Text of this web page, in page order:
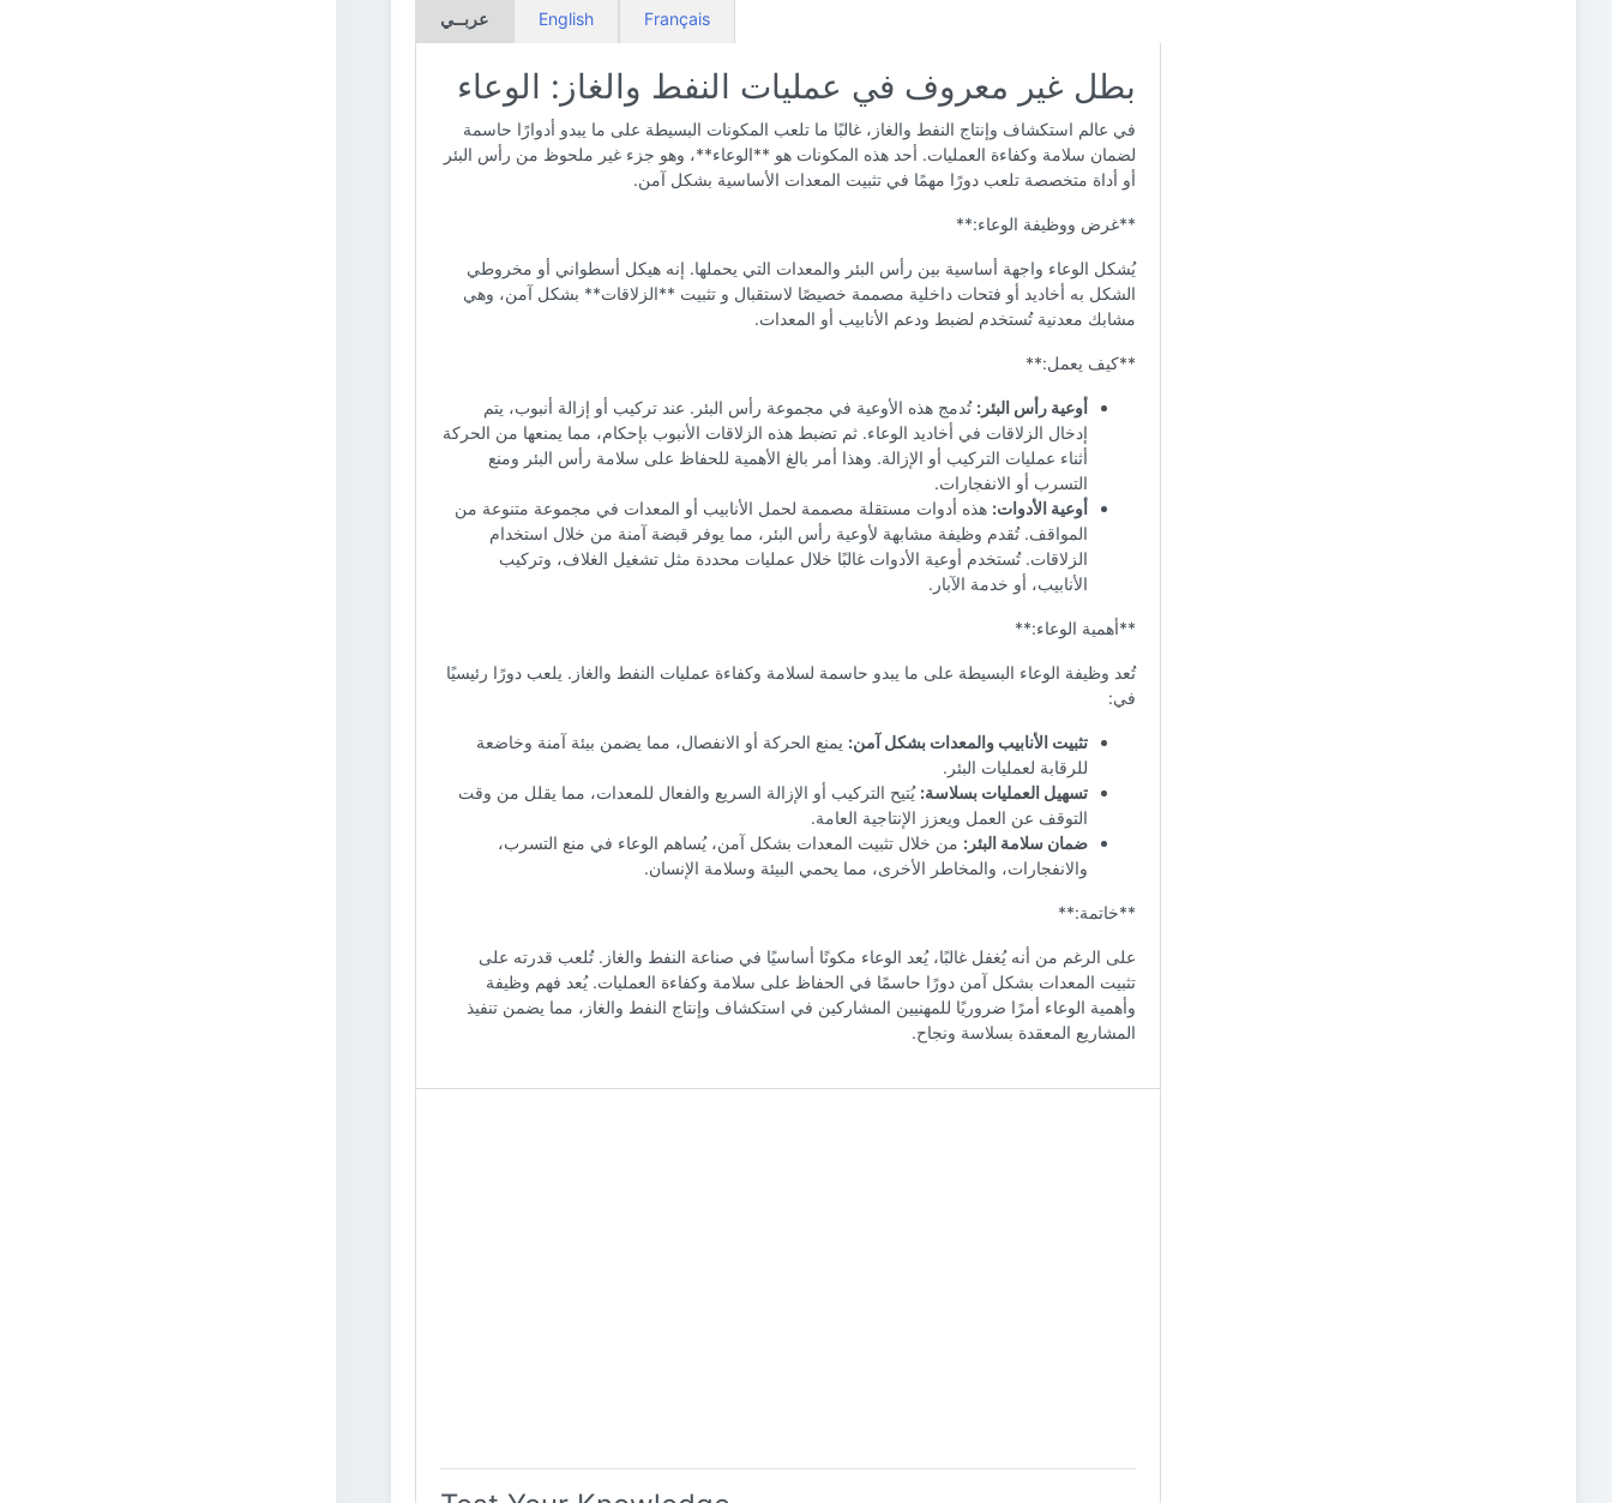
عربــي English Français
بطل غير معروف في عمليات النفط والغاز: الوعاء
في عالم استكشاف وإنتاج النفط والغاز، غالبًا ما تلعب المكونات البسيطة على ما يبدو أدوارًا حاسمة
لضمان سلامة وكفاءة العمليات. أحد هذه المكونات هو **الوعاء**، وهو جزء غير ملحوظ من رأس البئر
أو أداة متخصصة تلعب دورًا مهمًا في تثبيت المعدات الأساسية بشكل آمن.
**غرض ووظيفة الوعاء:**
يُشكل الوعاء واجهة أساسية بين رأس البئر والمعدات التي يحملها. إنه هيكل أسطواني أو مخروطي
الشكل به أخاديد أو فتحات داخلية مصممة خصيصًا لاستقبال و تثبيت **الزلاقات** بشكل آمن، وهي
مشابك معدنية تُستخدم لضبط ودعم الأنابيب أو المعدات.
**كيف يعمل:**
أوعية رأس البئر: تُدمج هذه الأوعية في مجموعة رأس البئر. عند تركيب أو إزالة أنبوب، يتم
إدخال الزلاقات في أخاديد الوعاء. ثم تضبط هذه الزلاقات الأنبوب بإحكام، مما يمنعها من الحركة
أثناء عمليات التركيب أو الإزالة. وهذا أمر بالغ الأهمية للحفاظ على سلامة رأس البئر ومنع
التسرب أو الانفجارات.
أوعية الأدوات: هذه أدوات مستقلة مصممة لحمل الأنابيب أو المعدات في مجموعة متنوعة من
المواقف. تُقدم وظيفة مشابهة لأوعية رأس البئر، مما يوفر قبضة آمنة من خلال استخدام
الزلاقات. تُستخدم أوعية الأدوات غالبًا خلال عمليات محددة مثل تشغيل الغلاف، وتركيب
الأنابيب، أو خدمة الآبار.
**أهمية الوعاء:**
تُعد وظيفة الوعاء البسيطة على ما يبدو حاسمة لسلامة وكفاءة عمليات النفط والغاز. يلعب دورًا رئيسيًا
في:
تثبيت الأنابيب والمعدات بشكل آمن: يمنع الحركة أو الانفصال، مما يضمن بيئة آمنة وخاضعة
للرقابة لعمليات البئر.
تسهيل العمليات بسلاسة: يُتيح التركيب أو الإزالة السريع والفعال للمعدات، مما يقلل من وقت
التوقف عن العمل ويعزز الإنتاجية العامة.
ضمان سلامة البئر: من خلال تثبيت المعدات بشكل آمن، يُساهم الوعاء في منع التسرب،
والانفجارات، والمخاطر الأخرى، مما يحمي البيئة وسلامة الإنسان.
**خاتمة:**
على الرغم من أنه يُغفل غالبًا، يُعد الوعاء مكونًا أساسيًا في صناعة النفط والغاز. تُلعب قدرته على
تثبيت المعدات بشكل آمن دورًا حاسمًا في الحفاظ على سلامة وكفاءة العمليات. يُعد فهم وظيفة
وأهمية الوعاء أمرًا ضروريًا للمهنيين المشاركين في استكشاف وإنتاج النفط والغاز، مما يضمن تنفيذ
المشاريع المعقدة بسلاسة ونجاح.